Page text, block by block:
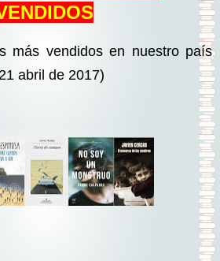
más vendidos en nuestro país
abril de 2017)